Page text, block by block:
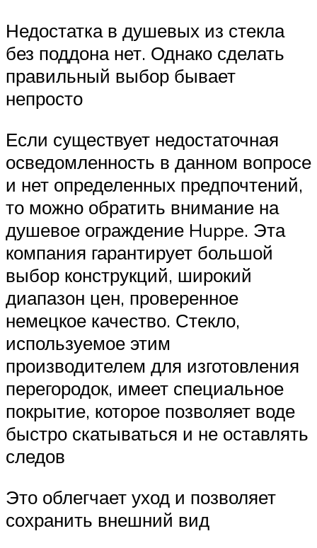
Недостатка в душевых из стекла
без поддона нет. Однако сделать
правильный выбор бывает
непросто
Если существует недостаточная
осведомленность в данном вопросе
и нет определенных предпочтений,
то можно обратить внимание на
душевое ограждение Huppe. Эта
компания гарантирует большой
выбор конструкций, широкий
диапазон цен, проверенное
немецкое качество. Стекло,
используемое этим
производителем для изготовления
перегородок, имеет специальное
покрытие, которое позволяет воде
быстро скатываться и не оставлять
следов
Это облегчает уход и позволяет
сохранить внешний вид